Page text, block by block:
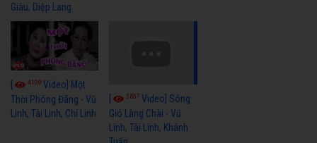
Giàu, Diệp Lang
4109 Video] Một
Thời Phóng Đãng - Vũ
Linh, Tài Linh, Chí Linh
3657Video] Sóng
Gió Làng Chài - Vũ
Linh, Tài Linh, Khánh